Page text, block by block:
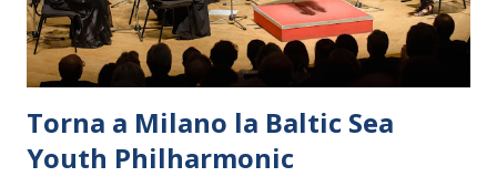
Torna a Milano la Baltic Sea
Youth Philharmonic